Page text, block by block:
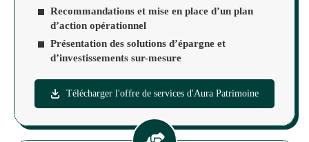
Recommandations et mise en place d’un plan
d’action opérationnel
Présentation des solutions d’épargne et
d’investissements sur-mesure
Télécharger l'offre de services d'Aura Patrimoine